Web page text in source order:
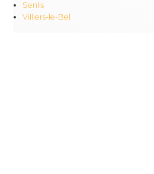
Senlis
Villiers-le-Bel